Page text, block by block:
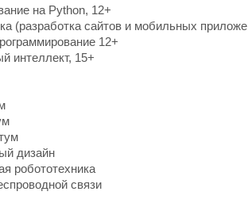
на Python, 12+
(разработка сайтов и мобильных
12+
интеллект, 15+
дизайн
робототехника
связи